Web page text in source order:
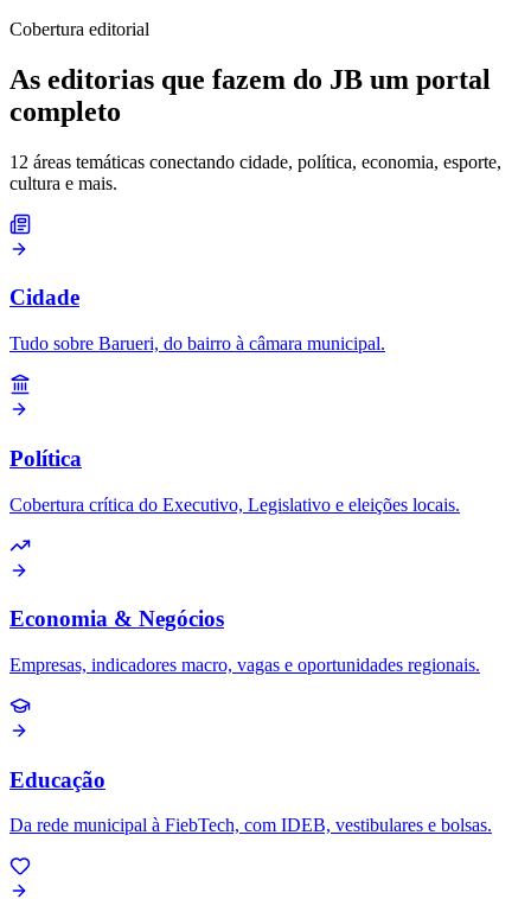
Cobertura editorial
As editorias que fazem do JB um portal
completo
12 áreas temáticas conectando cidade, política, economia, esporte,
cultura e mais.
Cidade
Tudo sobre Barueri, do bairro à câmara municipal.
Política
Cobertura crítica do Executivo, Legislativo e eleições locais.
Economia & Negócios
Empresas, indicadores macro, vagas e oportunidades regionais.
Educação
Da rede municipal à FiebTech, com IDEB, vestibulares e bolsas.